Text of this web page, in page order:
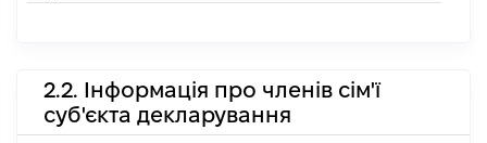
2.2. Інформація про членів сім'ї
суб'єкта декларування